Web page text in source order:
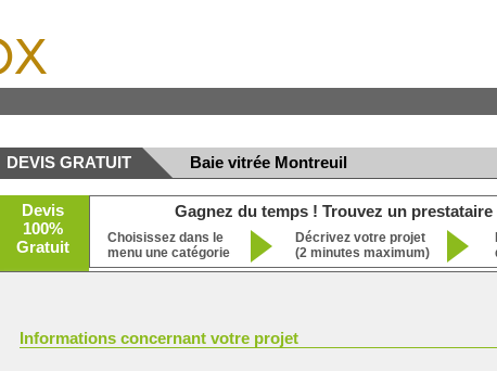
DEVIS GRATUIT Baie vitrée Montreuil
Devis
100%
Gratuit
Gagnez du temps ! Trouvez un
Choisissez dans le
menu une catégorie
Décrivez votre projet
(2 minutes maximum)
Informations concernant votre projet